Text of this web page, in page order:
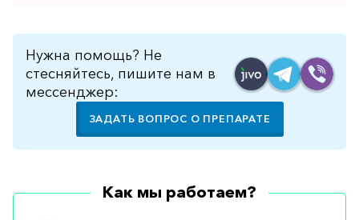
Нужна помощь? Не
стесняйтесь, пишите нам в
мессенджер:
ЗАДАТЬ ВОПРОС О ПРЕПАРАТЕ
Как мы работаем?